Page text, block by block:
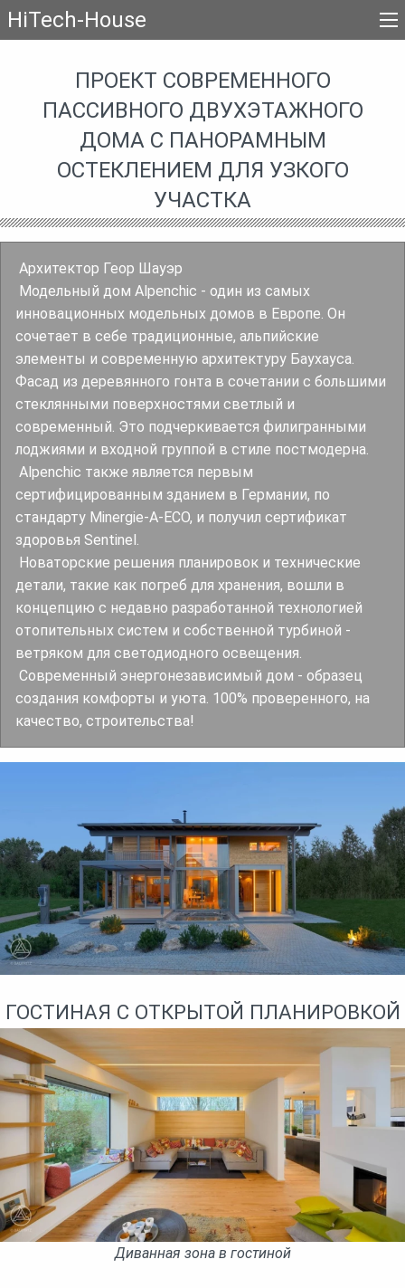
HiTech-House
ПРОЕКТ СОВРЕМЕННОГО
ПАССИВНОГО ДВУХЭТАЖНОГО
ДОМА С ПАНОРАМНЫМ
ОСТЕКЛЕНИЕМ ДЛЯ УЗКОГО
УЧАСТКА
Архитектор Геор Шауэр
Модельный дом Alpenchic - один из самых
инновационных модельных домов в Европе. Он
сочетает в себе традиционные, альпийские
элементы и современную архитектуру Баухауса.
Фасад из деревянного гонта в сочетании с большими
стеклянными поверхностями светлый и
современный. Это подчеркивается филигранными
лоджиями и входной группой в стиле постмодерна.
Alpenchic также является первым
сертифицированным зданием в Германии, по
стандарту Minergie-A-ECO, и получил сертификат
здоровья Sentinel.
Новаторские решения планировок и технические
детали, такие как погреб для хранения, вошли в
концепцию с недавно разработанной технологией
отопительных систем и собственной турбиной -
ветряком для светодиодного освещения.
Современный энергонезависимый дом - образец
создания комфорты и уюта. 100% проверенного, на
качество, строительства!
ГОСТИНАЯ С ОТКРЫТОЙ ПЛАНИРОВКОЙ
Диванная зона в гостиной